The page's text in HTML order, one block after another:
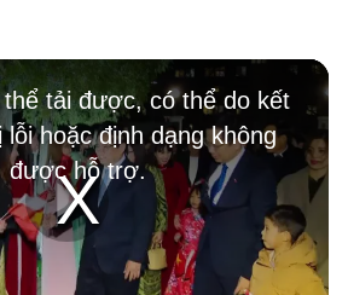
Play
thể tải được, có thể do kết
lỗi hoặc định dạng không
được hỗ trợ.